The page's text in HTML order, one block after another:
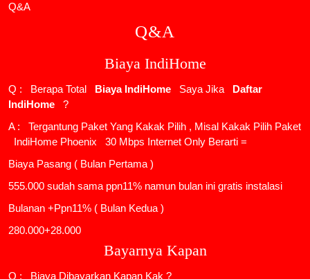
Q&A
Q&A
Biaya IndiHome
Q : Berapa Total Biaya IndiHome Saya Jika
Daftar
IndiHome
?
A : Tergantung Paket Yang Kakak Pilih , Misal Kakak Pilih Paket
IndiHome Phoenix
30 Mbps Internet Only Berarti =
Biaya Pasang ( Bulan Pertama )
555.000 sudah sama ppn11% namun bulan ini gratis instalasi
Bulanan +Ppn11% ( Bulan Kedua )
280.000+28.000
Bayarnya Kapan
Q : Biaya Dibayarkan Kapan Kak ?